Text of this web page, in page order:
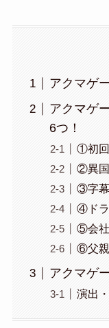
アクマゲ
アクマゲ
6つ！
①初
②異国
③字幕
④ドラ
⑤会社
⑥父親
アクマゲ
演出